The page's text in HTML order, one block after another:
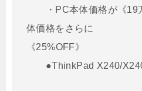
・PC本体価格が《19
体価格をさらに
《
●ThinkPad X240/
→